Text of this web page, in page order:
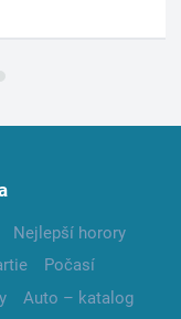
Nejlepší horory
Počasí
Auto – katalog